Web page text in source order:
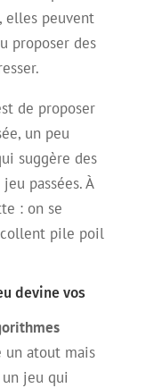
elles peuvent
proposer des
de proposer
un peu
suggère des
passées. À
: on se
collent pile poil
devine vos
atout mais
un jeu qui